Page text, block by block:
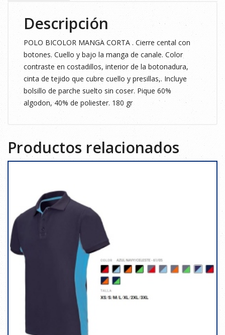
Descripción
POLO BICOLOR MANGA CORTA . Cierre cental con
botones. Cuello y bajo la manga de canale. Color
contraste en costadillos, interior de la botonadura,
cinta de tejido que cubre cuello y presillas,. Incluye
bolsillo de parche suelto sin coser. Pique 60%
algodon, 40% de poliester. 180 gr
Productos relacionados